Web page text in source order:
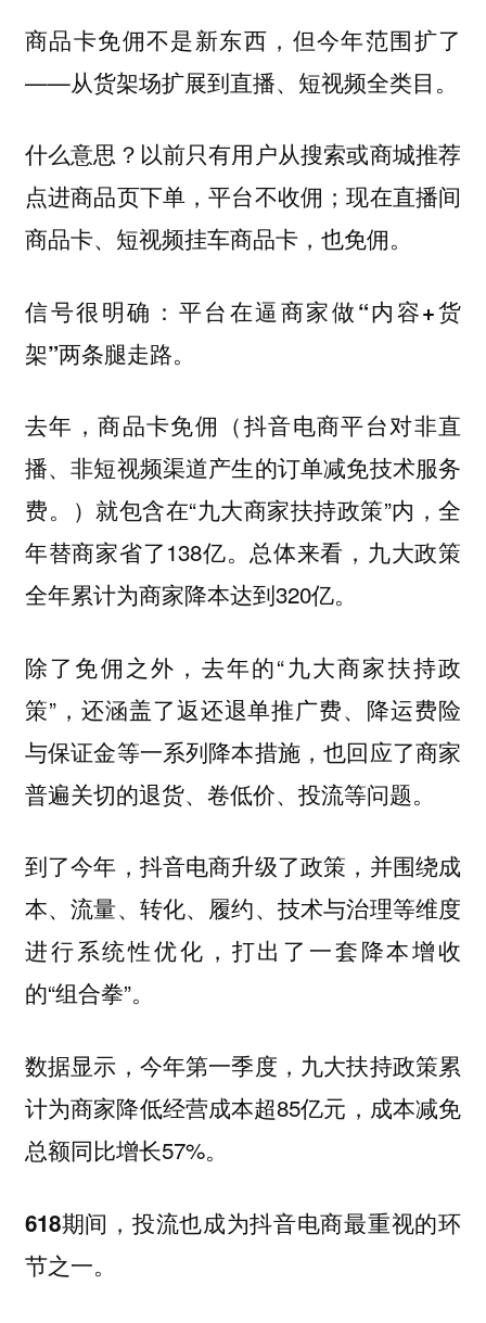
商品卡免佣不是新东西，但今年范围扩了
——从货架场扩展到直播、短视频全类目。
什么意思？以前只有用户从搜索或商城推荐
点进商品页下单，平台不收佣；现在直播间
商品卡、短视频挂车商品卡，也免佣。
信号很明确：平台在逼商家做“内容+货
架”两条腿走路。
去年，商品卡免佣（抖音电商平台对非直
播、非短视频渠道产生的订单减免技术服务
费‌。‌）就包含在“九大商家扶持政策”内，全
年替商家省了138亿。总体来看，九大政策
全年累计为商家降本达到320亿。
除了免佣之外，去年的“九大商家扶持政
策”，还涵盖了返还退单推广费、降运费险
与保证金等一系列降本措施，也回应了商家
普遍关切的退货、卷低价、投流等问题。
到了今年，抖音电商升级了政策，并围绕成
本、流量、转化、履约、技术与治理等维度
进行系统性优化，打出了一套降本增收
的“组合拳”。
数据显示，今年第一季度，九大扶持政策累
计为商家降低经营成本超85亿元，成本减免
总额同比增长57%。
618期间，投流也成为抖音电商最重视的环
节之一。